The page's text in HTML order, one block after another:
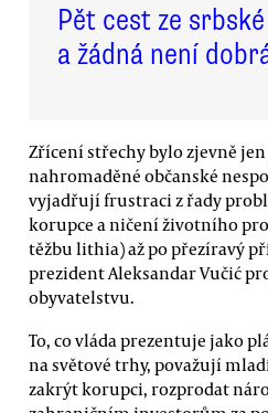
Pět cest ze
a žádná není
Zřícení střechy bylo zjevně
nahromaděné občanské
vyjadřují frustraci z řady
korupce a ničení životního
těžbu lithia) až po přezíravý
prezident Aleksandar Vučić
obyvatelstvu.
To, co vláda prezentuje jako
na světové trhy, považují
zakrýt korupci, rozprodat